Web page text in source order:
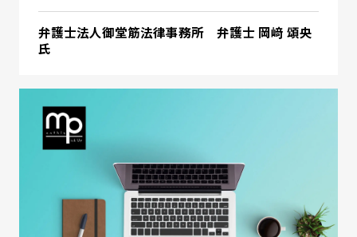
弁護士法人御堂筋法律事務所 弁護士 岡﨑 頌央
氏